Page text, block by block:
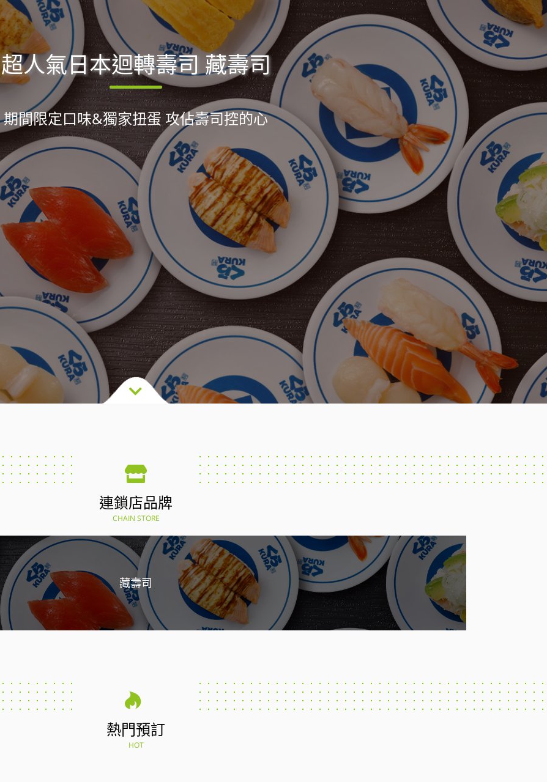
超人氣日本迴轉壽司 藏壽司
期間限定口味&獨家扭蛋 攻佔壽司控的心
連鎖店品牌
CHAIN STORE
藏壽司
熱門預訂
HOT